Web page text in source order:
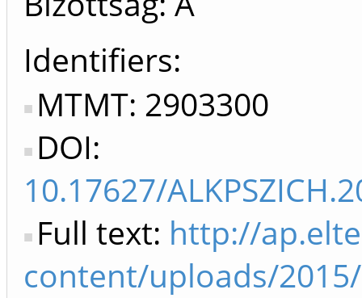
Identifiers
MTMT: 2903300
DOI:
10.17627/
Full text: http://
content/uploads/2015/